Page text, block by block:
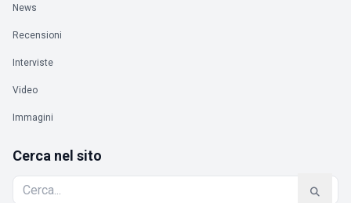
News
Recensioni
Interviste
Video
Immagini
Cerca nel sito